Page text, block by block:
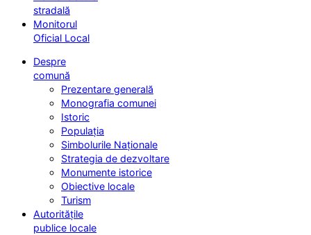
stradală
Monitorul
Oficial Local
Despre
comună
Prezentare generală
Monografia comunei
Istoric
Populația
Simbolurile Naționale
Strategia de dezvoltare
Monumente istorice
Obiective locale
Turism
Autoritățile
publice locale